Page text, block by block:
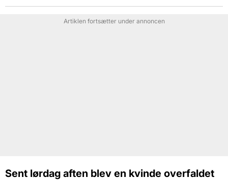
Artiklen fortsætter under annoncen
Sent lørdag aften blev en kvinde overfaldet